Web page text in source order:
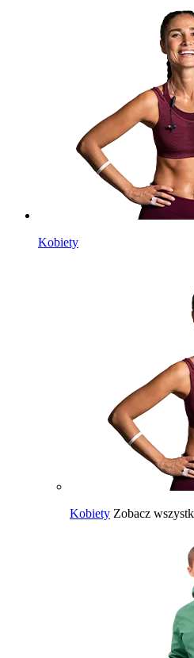
Kobiety
Kobiety Zobacz